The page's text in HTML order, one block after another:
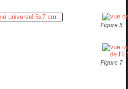
Figure 5
Figure 7